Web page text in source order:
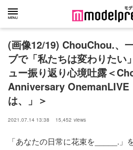
(画像12/19) ChouChou.、
ブで「私たちは変わりたい
ュー振り返り心境吐露＜
Anniversary OnemanLIVE
は、」＞
2021.07.14 13:38 15,452 views
「あなたの日常に花束を_____.」